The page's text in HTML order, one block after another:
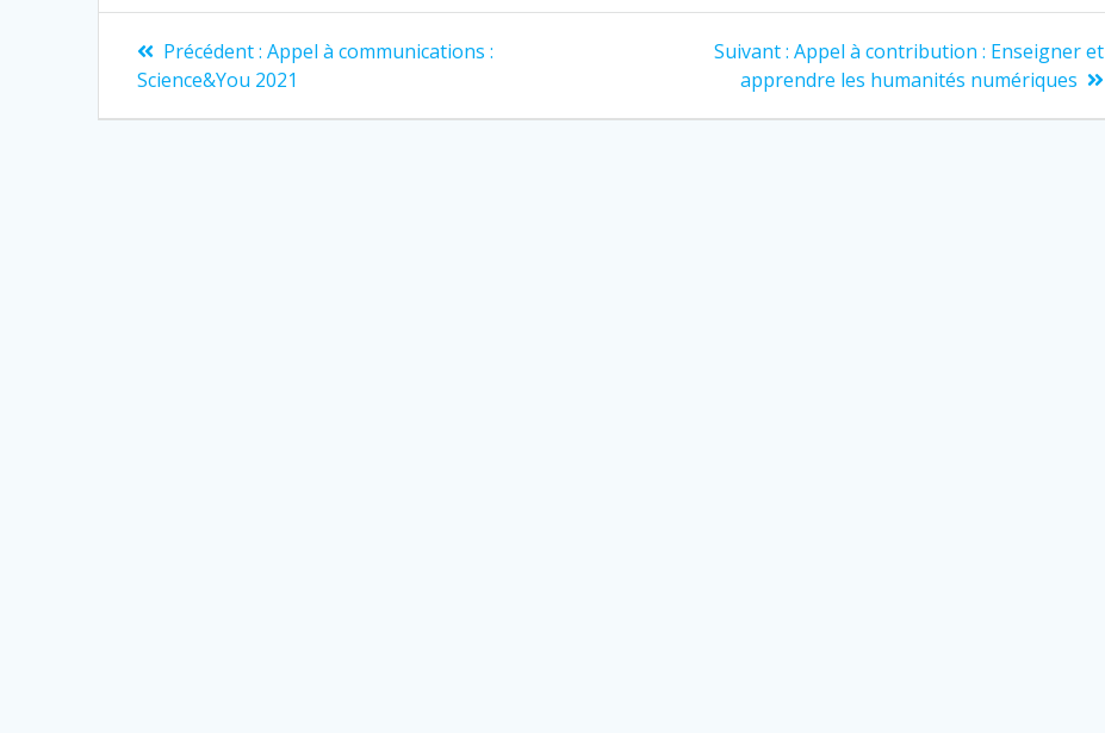
Navigation
de
Précédent : Article
précédent
Appel à communications :
Science&You 2021
Suivant : Article
suivant
Appel à contribution : Enseigner et
apprendre les humanités numériques